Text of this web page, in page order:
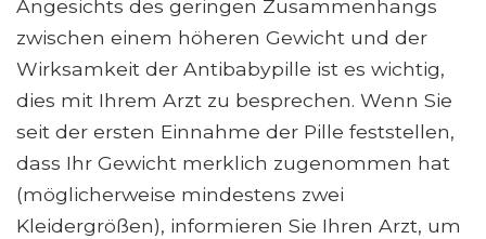
Angesichts des geringen Zusammenhangs
zwischen einem höheren Gewicht und der
Wirksamkeit der Antibabypille ist es wichtig,
dies mit Ihrem Arzt zu besprechen. Wenn Sie
seit der ersten Einnahme der Pille feststellen,
dass Ihr Gewicht merklich zugenommen hat
(möglicherweise mindestens zwei
Kleidergrößen), informieren Sie Ihren Arzt, um